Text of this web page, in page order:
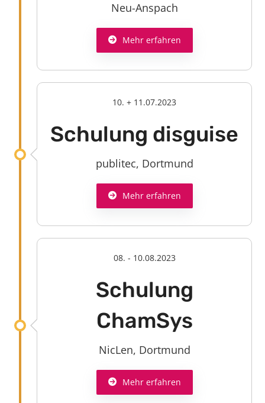
Neu-Anspach
Mehr erfahren
10. + 11.07.2023
Schulung disguise
publitec, Dortmund
Mehr erfahren
08. - 10.08.2023
Schulung
ChamSys
NicLen, Dortmund
Mehr erfahren